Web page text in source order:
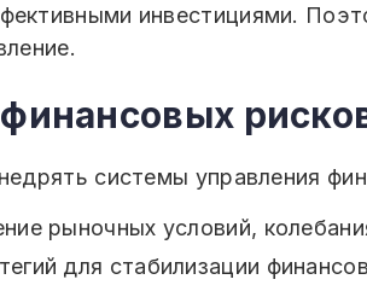
инвестициями.
системы управления
рыночных условий,
для стабилизации